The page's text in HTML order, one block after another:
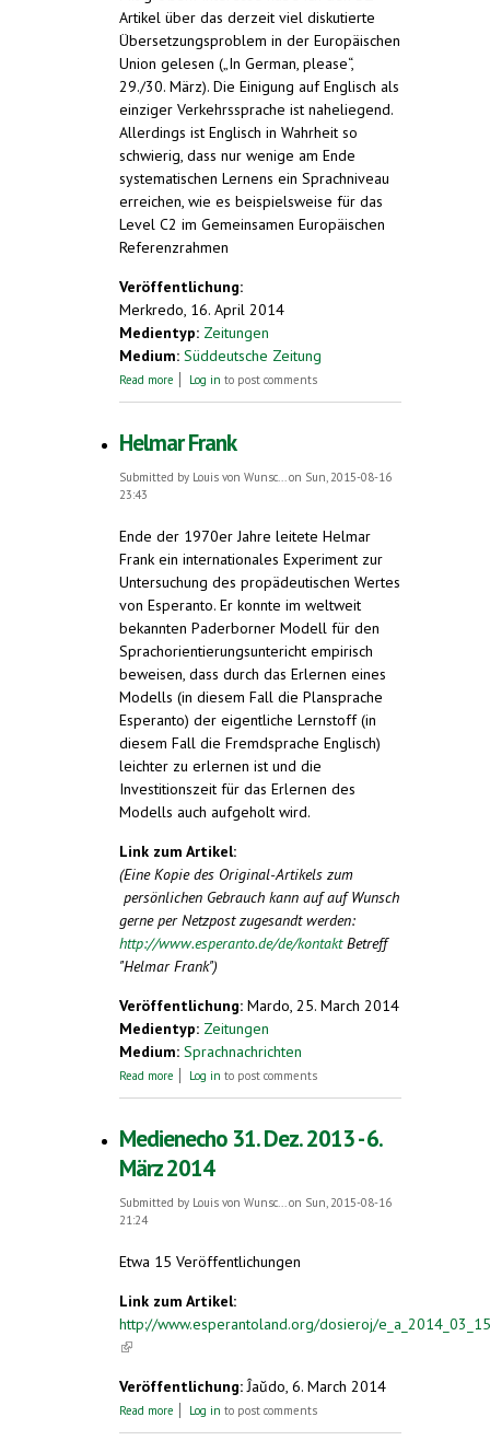
Artikel über das derzeit viel diskutierte
Übersetzungsproblem in der Europäischen
Union gelesen („In German, please“,
29./30. März). Die Einigung auf Englisch als
einziger Verkehrssprache ist naheliegend.
Allerdings ist Englisch in Wahrheit so
schwierig, dass nur wenige am Ende
systematischen Lernens ein Sprachniveau
erreichen, wie es beispielsweise für das
Level C2 im Gemeinsamen Europäischen
Referenzrahmen
Veröffentlichung:
Merkredo, 16. April 2014
Medientyp: Zeitungen
Medium: Süddeutsche Zeitung
Read more about Esperanto - wie im Paradies
Log in to post comments
Helmar Frank
Submitted by Louis von Wunsc...on Sun, 2015-08-16
23:43
Ende der 1970er Jahre leitete Helmar
Frank ein internationales Experiment zur
Untersuchung des propädeutischen Wertes
von Esperanto. Er konnte im weltweit
bekannten Paderborner Modell für den
Sprachorientierungsuntericht empirisch
beweisen, dass durch das Erlernen eines
Modells (in diesem Fall die Plansprache
Esperanto) der eigentliche Lernstoff (in
diesem Fall die Fremdsprache Englisch)
leichter zu erlernen ist und die
Investitionszeit für das Erlernen des
Modells auch aufgeholt wird.
Link zum Artikel:
(Eine Kopie des Original-Artikels zum
persönlichen Gebrauch kann auf auf Wunsch
gerne per Netzpost zugesandt werden:
http://www.esperanto.de/de/kontaktBetreff
"Helmar Frank")
Veröffentlichung: Mardo, 25. March 2014
Medientyp: Zeitungen
Medium: Sprachnachrichten
Read more about Helmar Frank
Log in to post comments
Medienecho 31. Dez. 2013 - 6.
März 2014
Submitted by Louis von Wunsc...on Sun, 2015-08-16
21:24
Etwa 15 Veröffentlichungen
Link zum Artikel:
http://www.esperantoland.org/dosieroj/
(link is external)
Veröffentlichung:Ĵaŭdo, 6. March 2014
Read more about Medienecho 31. Dez. 2013 - 6. März
Log in to post comments